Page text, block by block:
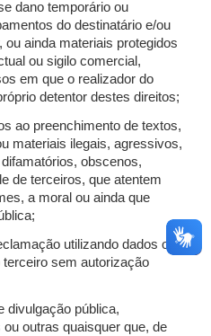
dano temporário ou
do destinatário e/ou
ou ainda materiais protegidos
ou sigilo comercial,
em que o realizador do
detentor destes direitos;
ao preenchimento de textos,
materiais ilegais, agressivos,
obscenos,
de terceiros, que atentem
a moral ou ainda que
utilizando dados ou
sem autorização
divulgação pública,
outras quaisquer que, de